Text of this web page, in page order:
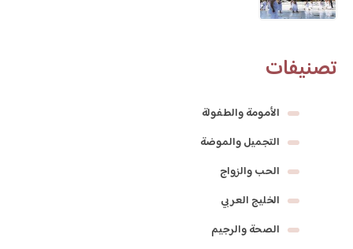
تصنيفات
الأمومة والطفولة
التجميل والموضة
الحب والزواج
الخليج العربي
الصحة والرجيم